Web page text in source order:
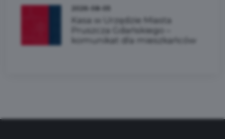
Kasa w Urzędzie Miasta
Pruszcza Gdańskiego –
komunikat dla mieszkańców